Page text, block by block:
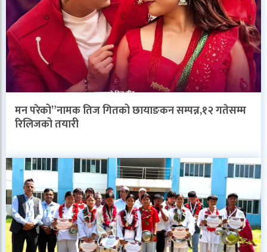
मन परेको”नामक तिज गितको छायाङकन सम्पन्न,१२ गतेसम्म
रिलिजको तयारी